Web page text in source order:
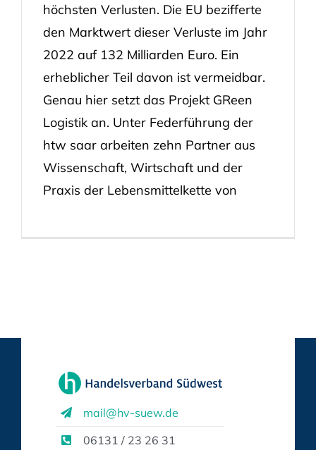
höchsten Verlusten. Die EU bezifferte
den Marktwert dieser Verluste im Jahr
2022 auf 132 Milliarden Euro. Ein
erheblicher Teil davon ist vermeidbar.
Genau hier setzt das Projekt GReen
Logistik an. Unter Federführung der
htw saar arbeiten zehn Partner aus
Wissenschaft, Wirtschaft und der
Praxis der Lebensmittelkette von
mail@hv-suew.de
06131 / 23 26 31